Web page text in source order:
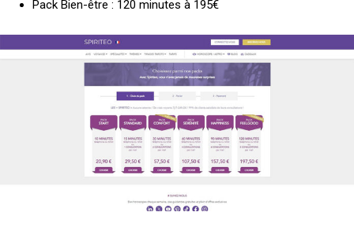
Pack Bien-être : 120 minutes à 195€